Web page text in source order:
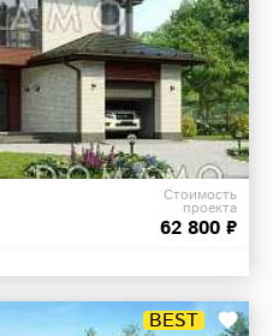
Стоимость
проекта
62 800 ₽
BEST